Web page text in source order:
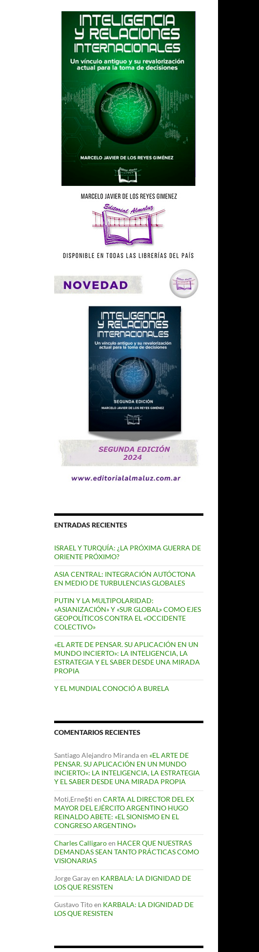
ENTRADAS RECIENTES
ISRAEL Y TURQUÍA: ¿LA PRÓXIMA GUERRA DE
ORIENTE PRÓXIMO?
ASIA CENTRAL: INTEGRACIÓN AUTÓCTONA
EN MEDIO DE TURBULENCIAS GLOBALES
PUTIN Y LA MULTIPOLARIDAD:
«ASIANIZACIÓN» Y «SUR GLOBAL» COMO EJES
GEOPOLÍTICOS CONTRA EL «OCCIDENTE
COLECTIVO»
«EL ARTE DE PENSAR. SU APLICACIÓN EN UN
MUNDO INCIERTO»: LA INTELIGENCIA, LA
ESTRATEGIA Y EL SABER DESDE UNA MIRADA
PROPIA
Y EL MUNDIAL CONOCIÓ A BURELA
COMENTARIOS RECIENTES
Santiago Alejandro Mirandaen «EL ARTE DE
PENSAR. SU APLICACIÓN EN UN MUNDO
INCIERTO»: LA INTELIGENCIA, LA ESTRATEGIA
Y EL SABER DESDE UNA MIRADA PROPIA
Moti,Erne$ti en CARTA AL DIRECTOR DEL EX
MAYOR DEL EJÉRCITO ARGENTINO HUGO
REINALDO ABETE: «EL SIONISMO EN EL
CONGRESO ARGENTINO»
Charles Calligaroen HACER QUE NUESTRAS
DEMANDAS SEAN TANTO PRÁCTICAS COMO
VISIONARIAS
Jorge Garayen KARBALA: LA DIGNIDAD DE
LOS QUE RESISTEN
Gustavo Titoen KARBALA: LA DIGNIDAD DE
LOS QUE RESISTEN